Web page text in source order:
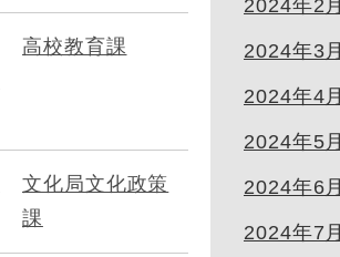
高校教育課
文化局文化政策
課
2024年2月
2024年3月
2024年4月
2024年5月
2024年6月
2024年7月